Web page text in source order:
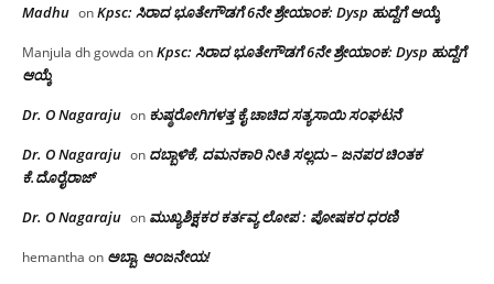
Madhu onKpsc: ಸಿರಾದ ಭೂತೇಗೌಡಗೆ 6ನೇ ಶ್ರೇಯಾಂಕ: Dysp ಹುದ್ದೆಗೆ ಆಯ್ಕೆ
Manjula dh gowda onKpsc: ಸಿರಾದ ಭೂತೇಗೌಡಗೆ 6ನೇ ಶ್ರೇಯಾಂಕ: Dysp ಹುದ್ದೆಗೆ
ಆಯ್ಕೆ
Dr. O Nagaraju on ಕುಷ್ಠರೋಗಿಗಳತ್ತ ಕೈ ಚಾಚಿದ ಸತ್ಯಸಾಯಿ ಸಂಘಟನೆ
Dr. O Nagaraju on ದಬ್ಬಾಳಿಕೆ, ದಮನಕಾರಿ ನೀತಿ ಸಲ್ಲದು – ಜನಪರ ಚಿಂತಕ
ಕೆ.ದೊರೈರಾಜ್
Dr. O Nagaraju on ಮುಖ್ಯಶಿಕ್ಷಕರ ಕರ್ತವ್ಯ ಲೋಪ : ಪೋಷಕರ ಧರಣಿ
hemantha on ಅಬ್ಬಾ, ಆಂಜನೇಯ!